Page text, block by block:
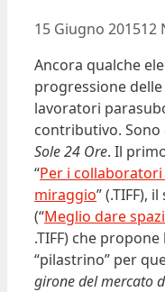
15 Giugno 201512
Ancora qualche
progressione
lavoratori
contributivo.
Sole 24 Ore. Il
“Per i
miraggio” (.TIFF),
(“Meglio dare
.TIFF) che
“pilastrino” per
girone del mercato